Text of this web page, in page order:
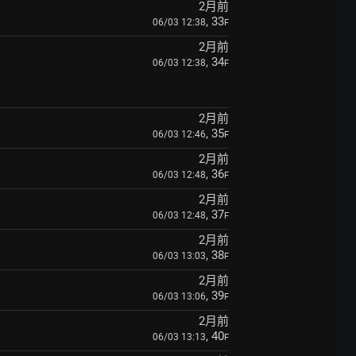
2月前
06/03 12:38, 33F
2月前
06/03 12:38, 34F
2月前
06/03 12:46, 35F
2月前
06/03 12:48, 36F
2月前
06/03 12:48, 37F
2月前
06/03 13:03, 38F
2月前
06/03 13:06, 39F
2月前
06/03 13:13, 40F